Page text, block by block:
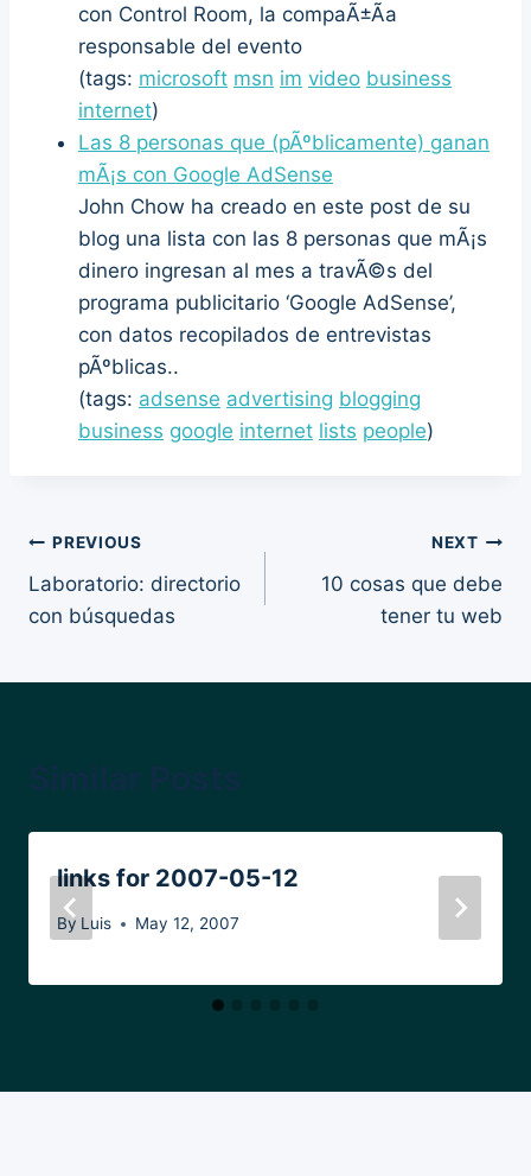
con Control Room, la compaÃ±Ã­a
responsable del evento
(tags: microsoft msn im video business
internet)
Las 8 personas que (pÃºblicamente) ganan
mÃ¡s con Google AdSense
John Chow ha creado en este post de su
blog una lista con las 8 personas que mÃ¡s
dinero ingresan al mes a travÃ©s del
programa publicitario ‘Google AdSense’,
con datos recopilados de entrevistas
pÃºblicas..
(tags: adsense advertising blogging
business google internet lists people)
Post
navigation
PREVIOUS
Laboratorio: directorio
con búsquedas
NEXT
10 cosas que debe
tener tu web
links for 2007-05-12
By Luis May 12, 2007